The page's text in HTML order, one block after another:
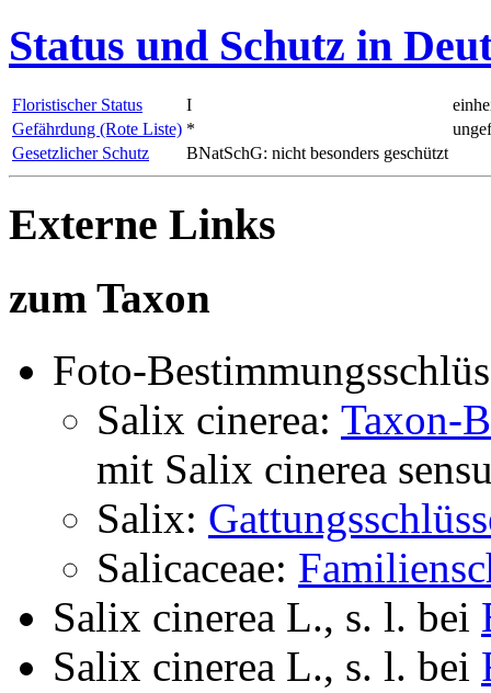
Status und Schutz in
Floristischer Status I
Gefährdung (Rote Liste) *
Gesetzlicher Schutz
BNatSchG: nicht besonders geschützt
Externe Links
zum Taxon
Foto-
Salix cinerea: Taxon-
mit Salix cinerea
Salix:
Salicaceae:
Salix cinerea L., s. l. bei
Salix cinerea L., s. l. bei